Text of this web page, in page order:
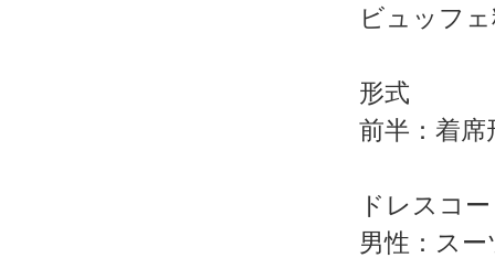
ビュッフ
形式
前半：着
ドレスコ
男性：ス